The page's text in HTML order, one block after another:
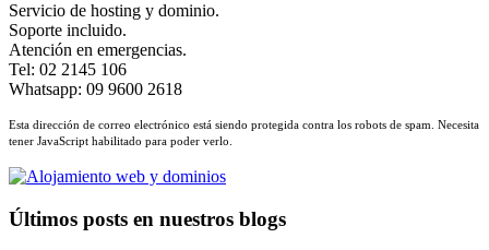
Servicio de hosting y dominio.
Soporte incluido.
Atención en emergencias.
Tel: 02 2145 106
Whatsapp: 09 9600 2618
Esta dirección de correo electrónico está siendo protegida contra los robots de spam. Necesita
tener JavaScript habilitado para poder verlo.
Últimos posts en nuestros blogs